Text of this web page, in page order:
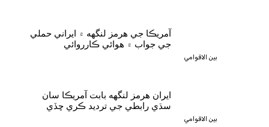
بين الاقوامي
آمريڪا جي هرمز لنگهه ۾ ايراني حملي
جي جواب ۾ هوائي ڪارروائي
بين الاقوامي
ايران هرمز لنگهه بابت آمريڪا سان
سڌي رابطي جي ترديد ڪري ڇڏي